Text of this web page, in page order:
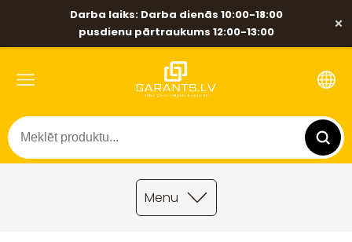
Darba laiks: Darba dienās 10:00-18:00
pusdienu pārtraukums 12:00-13:00
×
Menu